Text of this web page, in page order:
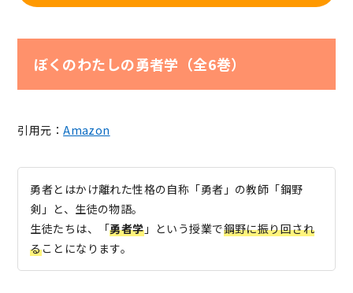
ぼくのわたしの勇者学（全6巻）
引用元：Amazon
勇者とはかけ離れた性格の自称「勇者」の教師「鋼野
剣」と、生徒の物語。
生徒たちは、「勇者学」という授業で鋼野に振り回され
ることになります。